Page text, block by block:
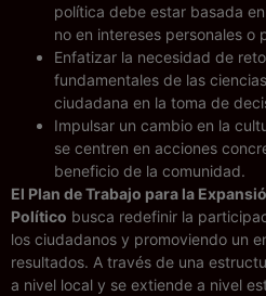
política debe estar basada
no en intereses personales o
Enfatizar la necesidad de
fundamentales de las
ciudadana en la toma de
Impulsar un cambio en la
se centren en acciones
beneficio de la comunidad.
El Plan de Trabajo para la
Político busca redefinir la
los ciudadanos y promoviendo un
resultados. A través de una
a nivel local y se extiende a nivel